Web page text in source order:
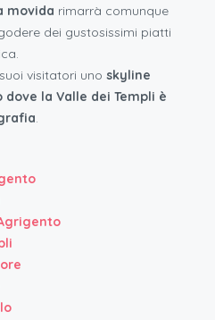
movida rimarrà comunque
dei gustosissimi piatti
visitatori uno skyline
dove la Valle dei Templi è
.